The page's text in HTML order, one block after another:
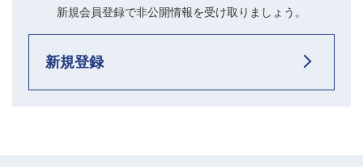
新規会員登録で非公開情報を受け取りましょう。
新規登録